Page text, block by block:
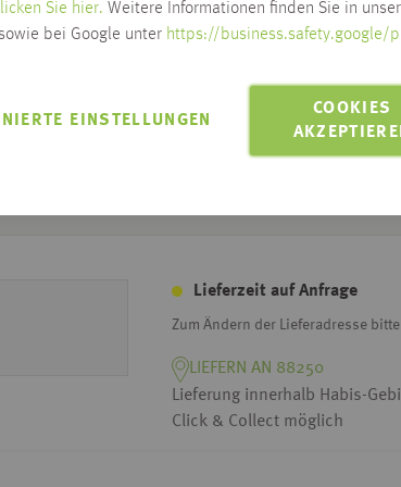
Sie hier. Weitere Informationen finden Sie in
bei Google unter https://business.safety.google/
COOKIES
EINSTELLUNGEN
Lieferzeit auf Anfrage
Zum Ändern der Lieferadresse
LIEFERN AN 88250
Lieferung innerhalb Habis-
Click & Collect möglich